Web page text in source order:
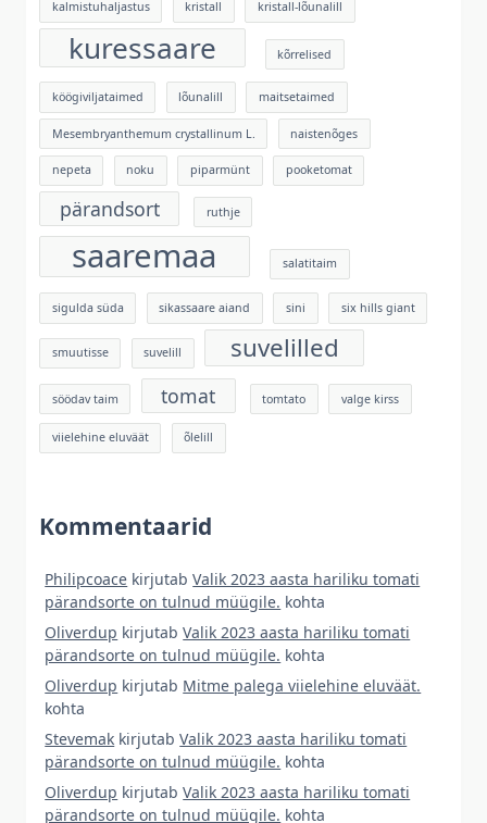
kalmistuhaljastus kristall kristall-lõunalill
kuressaare kõrrelised
köögiviljataimed lõunalill maitsetaimed
Mesembryanthemum crystallinum L. naistenõges
nepeta noku piparmünt pooketomat
pärandsort ruthje
saaremaa salatitaim
sigulda süda sikassaare aiand sini six hills giant
smuutisse suvelill suvelilled
söödav taim tomat tomtato valge kirss
viielehine eluväät õlelill
Kommentaarid
Philipcoace kirjutabValik 2023 aasta hariliku tomati
pärandsorte on tulnud müügile. kohta
Oliverdup kirjutabValik 2023 aasta hariliku tomati
pärandsorte on tulnud müügile. kohta
Oliverdup kirjutab Mitme palega viielehine eluväät.
kohta
Stevemak kirjutabValik 2023 aasta hariliku tomati
pärandsorte on tulnud müügile. kohta
Oliverdup kirjutabValik 2023 aasta hariliku tomati
pärandsorte on tulnud müügile. kohta